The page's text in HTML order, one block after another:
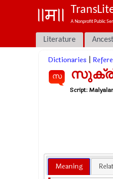
A Nonprofit Public
Literature
Dictionaries
സ
Script:
Meaning